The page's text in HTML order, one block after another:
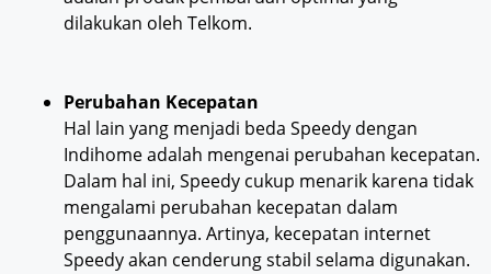
dilakukan oleh Telkom.
Perubahan Kecepatan
Hal lain yang menjadi beda Speedy dengan
Indihome adalah mengenai perubahan kecepatan.
Dalam hal ini, Speedy cukup menarik karena tidak
mengalami perubahan kecepatan dalam
penggunaannya. Artinya, kecepatan internet
Speedy akan cenderung stabil selama digunakan.